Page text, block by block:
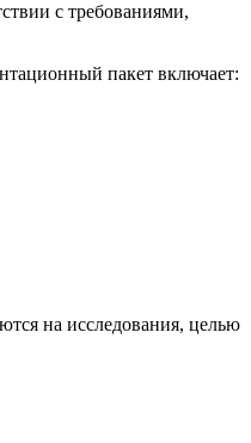
с требованиями,
пакет включает:
на исследования, целью